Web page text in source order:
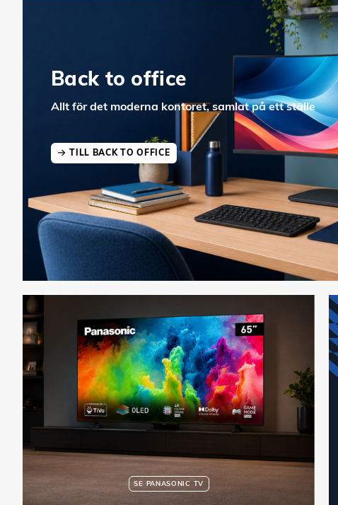
Back to office
Allt för det moderna kontoret, samlat på ett ställe
TILL BACK TO OFFICE
SE PANASONIC TV